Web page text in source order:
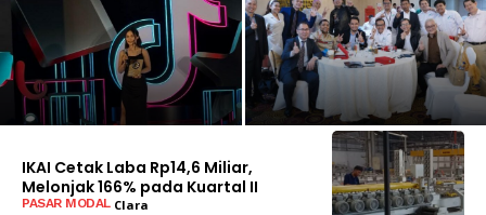
IKAI Cetak Laba Rp14,6 Miliar,
Melonjak 166% pada Kuartal II
PASAR MODAL Clara